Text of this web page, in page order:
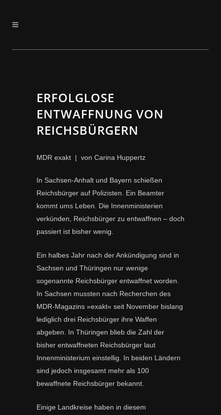
ERFOLGLOSE
ENTWAFFNUNG VON
REICHSBÜRGERN
MDR exakt | von Carina Huppertz
In Sachsen-Anhalt und Bayern schießen
Reichsbürger auf Polizisten. Ein Beamter
kommt ums Leben. Die Innenministerien
verkünden, Reichsbürger zu entwaffnen – doch
passiert ist bisher wenig.
Ein halbes Jahr nach der Ankündigung sind in
Sachsen und Thüringen nur wenige
sogenannte Reichsbürger entwaffnet worden.
In Sachsen mussten nach Recherchen des
MDR-Magazins »exakt« seit November bislang
lediglich drei Reichsbürger ihre Waffen
abgeben. In Thüringen blieb die Zahl der
bisher entwaffneten Reichsbürger laut
Innenministerium einstellig. In beiden Ländern
sind jedoch insgesamt mehr als 100
bewaffnete Reichsbürger bekannt.
Einige Landkreise haben in diesem